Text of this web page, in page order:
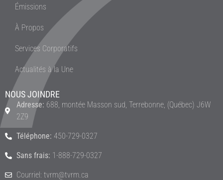
Émissions
À Propos
Services Corporatifs
Actualités à la Une
NOUS JOINDRE
Adresse: 688, montée Masson sud, Terrebonne, (Québec) J6W
2Z9
Téléphone: 450-729-0327
Sans frais: 1-888-729-0327
Courriel: tvrm@tvrm.ca